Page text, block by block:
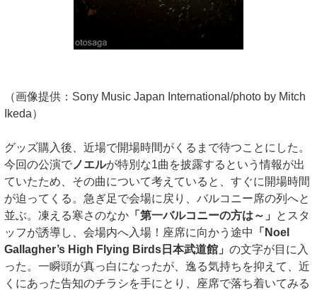
（画像提供：Sony Music Japan International/photo by Mitch
Ikeda）
グッズ購入後、近場で開場時間がくるまで待つことにした。
今回の公演で ノエルが特別な1曲を披露するという情報が出
ていたため、その曲について考えていると、すぐに開場時間
が迫ってくる。急ぎ足で会場に戻り、バルコニー席の列へと
並ぶ。凍える寒さのなか 「第一バルコニーの方は～」
とスタ
ッフが誘導し、会場内へ入場！座席に向かう途中
「Noel
Gallagher’s High Flying Birds日本武道館」 の文字が目に入
った。一瞬頭が真っ白になったが、逸る気持ちを抑えて、近
くにあった告知のチラシを手にとり、座席で落ち着いてみる